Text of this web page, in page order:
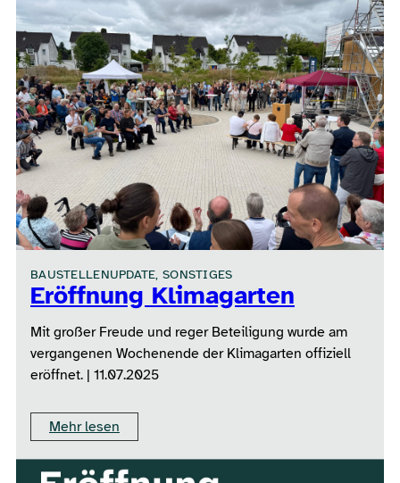
BAUSTELLENUPDATE, SONSTIGES
Eröffnung Klimagarten
Mit großer Freude und reger Beteiligung wurde am
vergangenen Wochenende der Klimagarten offiziell
eröffnet. | 11.07.2025
Mehr lesen